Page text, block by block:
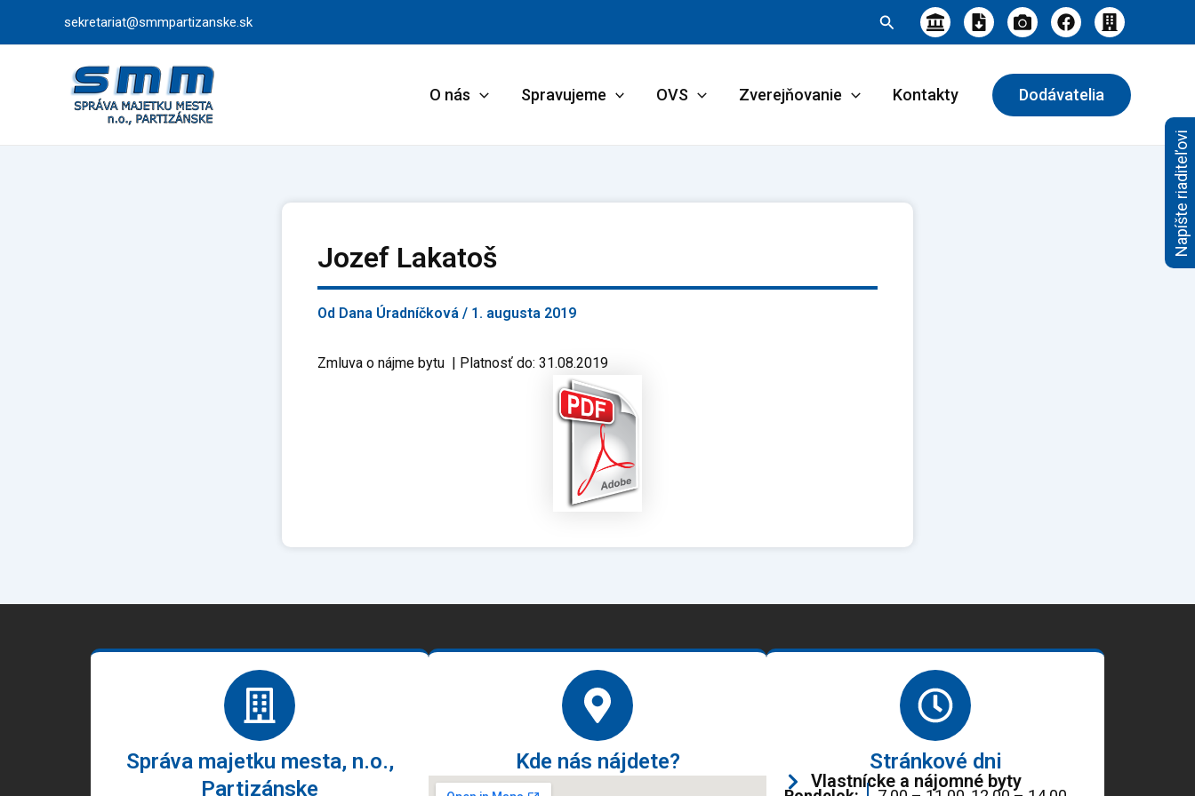
sekretariat@smmpartizanske.sk Hľadať
O nás Spravujeme OVS Zverejňovanie Kontakty Dodávatelia
Jozef Lakatoš
Od Dana Úradníčková / 1. augusta 2019
Zmluva o nájme bytu | Platnosť do: 31.08.2019
Správa majetku mesta, n.o.,
Partizánske
Kde nás nájdete? Stránkové dni
Vlastnícke a nájomné byty
Napíšte riaditeľovi